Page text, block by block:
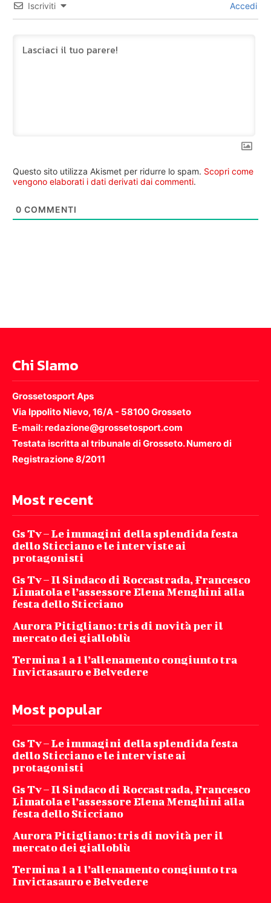
Iscriviti Accedi
Questo sito utilizza Akismet per ridurre lo spam. Scopri come
vengono elaborati i dati derivati dai commenti.
0 COMMENTI
Chi SIamo
Grossetosport Aps
Via Ippolito Nievo, 16/A - 58100 Grosseto
E-mail: redazione@grossetosport.com
Testata iscritta al tribunale di Grosseto. Numero di
Registrazione 8/2011
Most recent
Gs Tv – Le immagini della splendida festa
dello Sticciano e le interviste ai
protagonisti
Gs Tv – Il Sindaco di Roccastrada, Francesco
Limatola e l’assessore Elena Menghini alla
festa dello Sticciano
Aurora Pitigliano: tris di novità per il
mercato dei gialloblù
Termina 1 a 1 l’allenamento congiunto tra
Invictasauro e Belvedere
Most popular
Gs Tv – Le immagini della splendida festa
dello Sticciano e le interviste ai
protagonisti
Gs Tv – Il Sindaco di Roccastrada, Francesco
Limatola e l’assessore Elena Menghini alla
festa dello Sticciano
Aurora Pitigliano: tris di novità per il
mercato dei gialloblù
Termina 1 a 1 l’allenamento congiunto tra
Invictasauro e Belvedere